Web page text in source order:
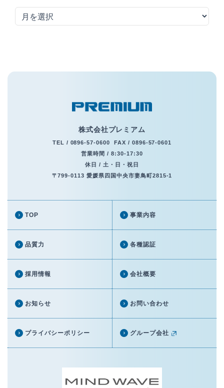
株式会社プレミアム
TEL / 0896-57-0600
FAX / 0896-57-0601
営業時間 / 8:30-17:30
休日 / 土・日・祝日
〒799-0113 愛媛県四国中央市妻鳥町2815-1
TOP 事業内容
品質力 各種認証
採用情報 会社概要
お知らせ お問い合わせ
プライバシーポリシー グループ会社